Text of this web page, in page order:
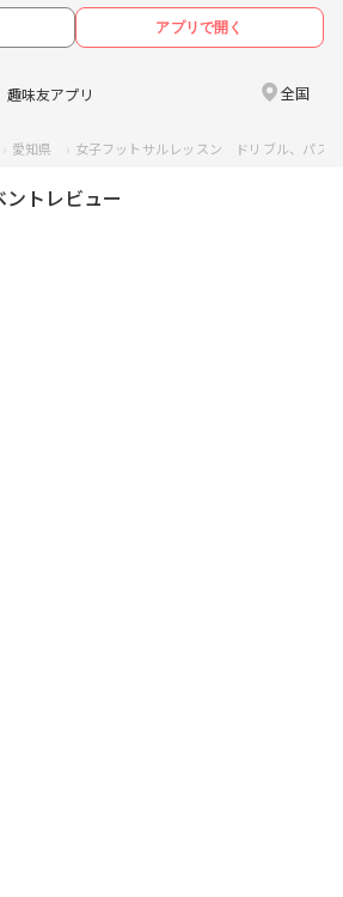
アプリで開く
趣味友アプリ 全国
愛知県 女子フットサルレッスン ドリブル、パス
トレビュー